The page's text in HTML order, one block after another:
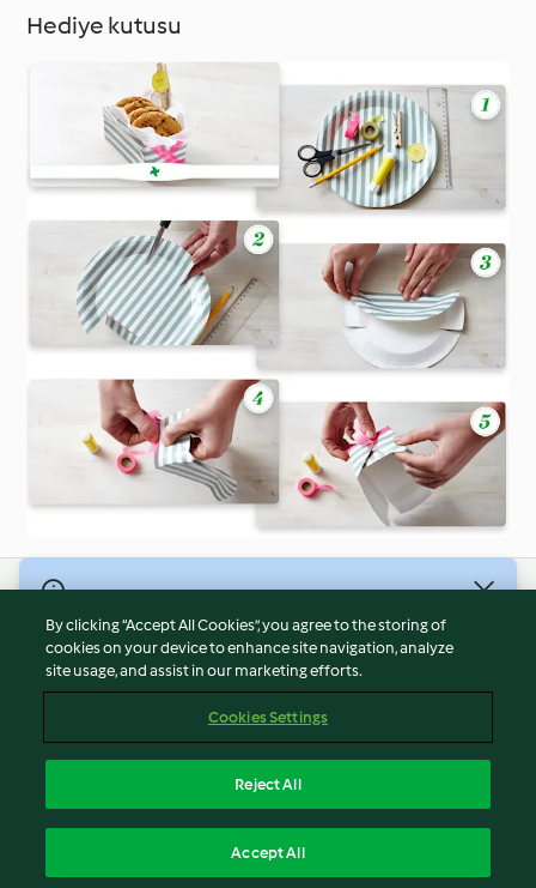
Hediye kutusu
Hizmet Koşulları
Gizlilik Politikası
Firma Bilgileri
İçeriği bildir
By clicking “Accept All Cookies”, you agree to the storing of
cookies on your device to enhance site navigation, analyze
site usage, and assist in our marketing efforts.
Cookies Settings
Reject All
Accept All